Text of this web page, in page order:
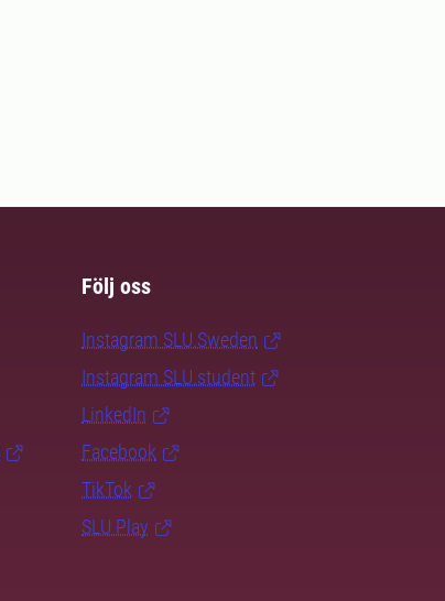
Följ oss
Instagram SLU.Sweden
Instagram SLU.student
LinkedIn
Facebook
TikTok
SLU Play